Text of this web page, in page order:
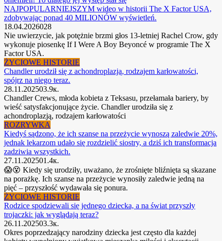
NAJPOPULARNIEJSZYM wideo w historii The X Factor USA,
zdobywając ponad 40 MILIONÓW wyświetleń.
18.04.2026028
Nie uwierzycie, jak potężnie brzmi głos 13-letniej Rachel Crow, gdy
wykonuje piosenkę If I Were A Boy Beyoncé w programie The X
Factor USA.
ŻYCIOWE HISTORIE
Chandler urodził się z achondroplazją, rodzajem karłowatości,
spójrz na niego teraz.
28.11.202503.9к.
Chandler Crews, młoda kobieta z Teksasu, przełamała bariery, by
wieść satysfakcjonujące życie. Chandler urodziła się z
achondroplazją, rodzajem karłowatości
ROZRYWKA
Kiedyś sądzono, że ich szanse na przeżycie wynoszą zaledwie 20%,
jednak lekarzom udało się rozdzielić siostry, a dziś ich transformacja
zadziwia wszystkich.
27.11.202501.4к.
😱😵 Kiedy się urodziły, uważano, że zrośnięte bliźnięta są skazane
na porażkę. Ich szanse na przeżycie wynosiły zaledwie jedną na
pięć – przyszłość wydawała się ponura.
ŻYCIOWE HISTORIE
Rodzice spodziewali się jednego dziecka, a na świat przyszły
trojaczki: jak wyglądają teraz?
26.11.202503.3к.
Okres poprzedzający narodziny dziecka jest często dla każdej